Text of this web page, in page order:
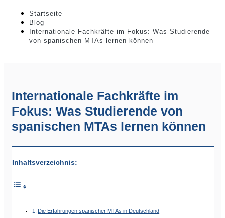
Startseite
Blog
Internationale Fachkräfte im Fokus: Was Studierende
von spanischen MTAs lernen können
Internationale Fachkräfte im
Fokus: Was Studierende von
spanischen MTAs lernen können
Inhaltsverzeichnis:
Die Erfahrungen spanischer MTAs in Deutschland